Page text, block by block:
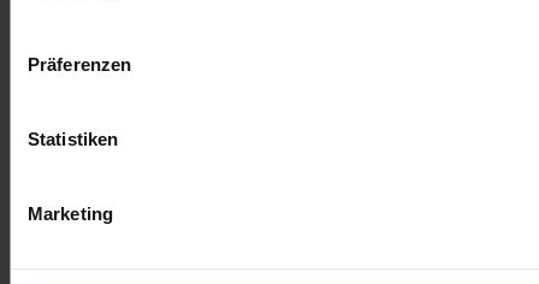
Präferenzen
Statistiken
Marketing